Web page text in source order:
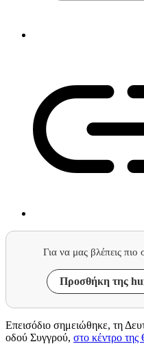
Για να μας βλέπεις
Προσθήκη της
Επεισόδιο σημειώθηκε, τη
οδού Συγγρού, στο κέντρο της